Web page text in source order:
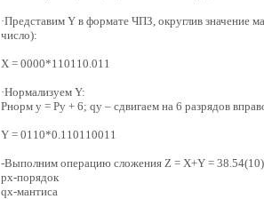
·Представим Y в формате ЧПЗ, округлив значение
число):
X = 0000*110110.011
·Нормализуем Y:
Pнорм y = Py + 6; qy – сдвигаем на 6 разрядов
Y = 0110*0.110110011
-Выполним операцию сложения Z = X+Y =
px-порядок
qx-мантиса